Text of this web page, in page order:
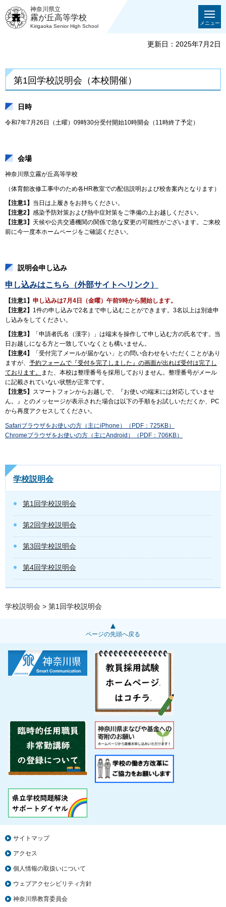
神奈川県立
霧が丘高等学校
Kirigaoka Senior High School
メニュー
更新日：2025年7月2日
第1回学校説明会（本校開催）
日時
令和7年7月26日（土曜）09時30分受付開始10時開会（11時終了予定）
会場
神奈川県立霧が丘高等学校
（体育館改修工事中のため各HR教室での配信説明および校舎案内となります）
【注意1】 当日は上履きをお持ちください。
【注意2】 感染予防対策および熱中症対策をご準備の上お越しください。
【注意3】 天候や公共交通機関の関係で急な変更の可能性がございます。ご来校
前に今一度本ホームページをご確認ください。
説明会申し込み
申し込みはこちら（外部サイトへリンク）
【注意1】 申し込みは7月4日（金曜）午前9時から開始します。
【注意2】 1件の申し込みで2名まで申し込むことができます。3名以上は別途申
し込みをしてください。
【注意3】
「申請者氏名（漢字）」は端末を操作して申し込む方の氏名です。当
日お越しになる方と一致していなくとも構いません。
【注意4】
「受付完了メールが届かない」との問い合わせをいただくことがあり
ますが、 予約フォームで『受付を完了しました』の画面が出れば受付は完了し
ております。
また、本校は整理番号を採用しておりません。整理番号がメール
に記載されていない状態が正常です。
【注意5】 スマートフォンからお越しで、『お使いの端末には対応していませ
ん。』とのメッセージが表示された場合は以下の手順をお試しいただくか、PC
から再度アクセスしてください。
Safariブラウザをお使いの方（主にiPhone）（PDF：725KB）
Chromeブラウザをお使いの方（主にAndroid）（PDF：706KB）
学校説明会
第1回学校説明会
第2回学校説明会
第3回学校説明会
第4回学校説明会
学校説明会 > 第1回学校説明会
ページの先頭へ戻る
サイトマップ
アクセス
個人情報の取扱いについて
ウェブアクセシビリティ方針
神奈川県教育委員会